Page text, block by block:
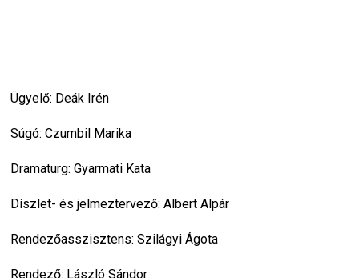
Ügyelő: Deák Irén
Súgó: Czumbil Marika
Dramaturg: Gyarmati Kata
Díszlet- és jelmeztervező: Albert Alpár
Rendezőasszisztens: Szilágyi Ágota
Rendező: László Sándor